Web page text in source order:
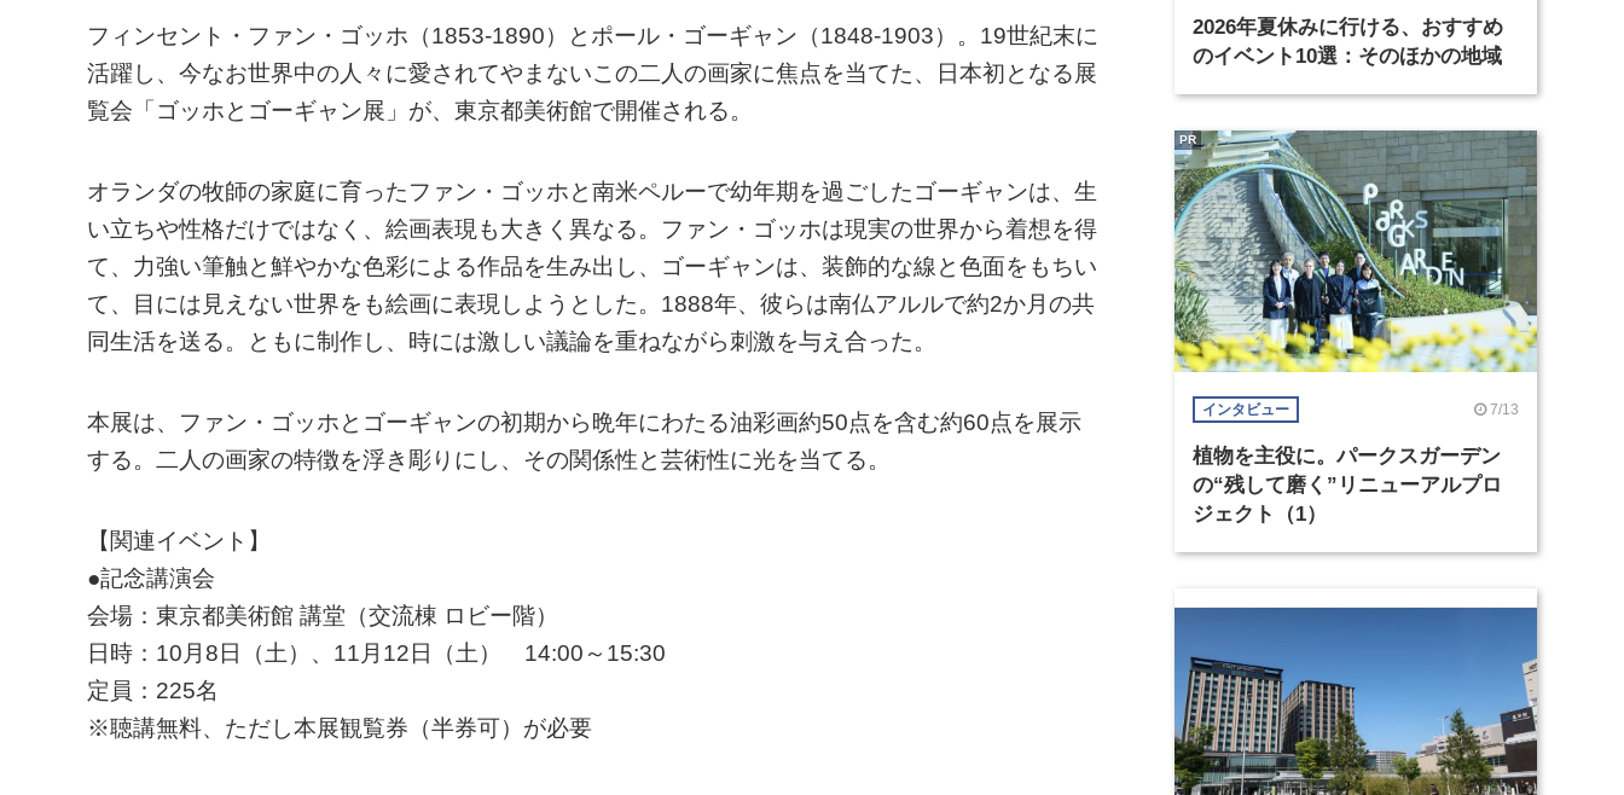
フィンセント・ファン・ゴッホ（1853-1890）とポール・ゴーギャン（1848-1903）。19世紀末に
活躍し、今なお世界中の人々に愛されてやまないこの二人の画家に焦点を当てた、日本初となる展
覧会「ゴッホとゴーギャン展」が、東京都美術館で開催される。
オランダの牧師の家庭に育ったファン・ゴッホと南米ペルーで幼年期を過ごしたゴーギャンは、生
い立ちや性格だけではなく、絵画表現も大きく異なる。ファン・ゴッホは現実の世界から着想を得
て、力強い筆触と鮮やかな色彩による作品を生み出し、ゴーギャンは、装飾的な線と色面をもちい
て、目には見えない世界をも絵画に表現しようとした。1888年、彼らは南仏アルルで約2か月の共
同生活を送る。ともに制作し、時には激しい議論を重ねながら刺激を与え合った。
本展は、ファン・ゴッホとゴーギャンの初期から晩年にわたる油彩画約50点を含む約60点を展示
する。二人の画家の特徴を浮き彫りにし、その関係性と芸術性に光を当てる。
【関連イベント】
●記念講演会
会場：東京都美術館 講堂（交流棟 ロビー階）
日時：10月8日（土）、11月12日（土） 14:00～15:30
定員：225名
※聴講無料、ただし本展観覧券（半券可）が必要
2026年夏休みに行ける、おすすめ
のイベント10選：そのほかの地域
インタビュー 7/13
植物を主役に。パークスガーデン
の“残して磨く”リニューアルプロ
ジェクト（1）
PR